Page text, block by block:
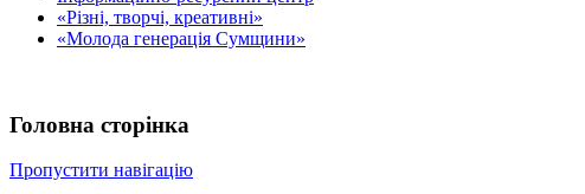
«Різні, творчі, креативні»
«Молода генерація Сумщини»
Головна сторінка
Пропустити навігацію